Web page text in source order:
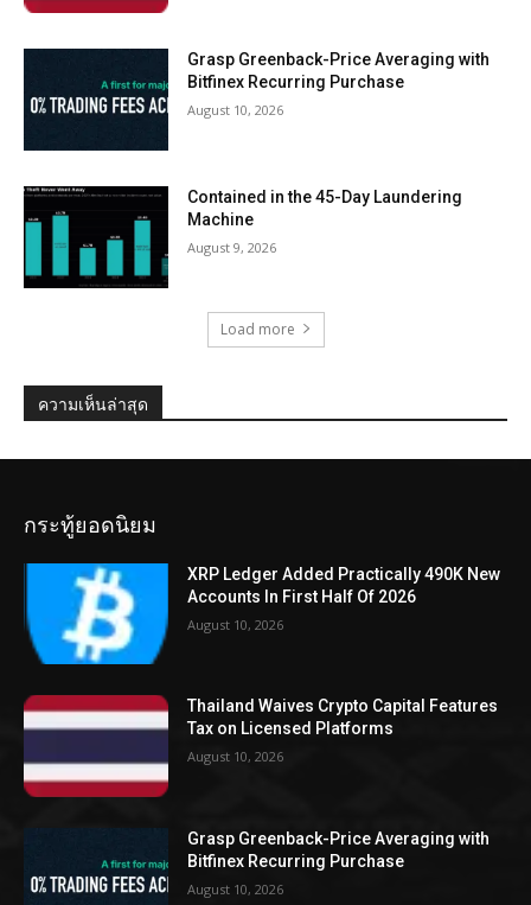
Grasp Greenback-Price Averaging with
Bitfinex Recurring Purchase
August 10, 2026
Contained in the 45-Day Laundering
Machine
August 9, 2026
Load more
ความเห็นล่าสุด
กระทู้ยอดนิยม
XRP Ledger Added Practically 490K New
Accounts In First Half Of 2026
August 10, 2026
Thailand Waives Crypto Capital Features
Tax on Licensed Platforms
August 10, 2026
Grasp Greenback-Price Averaging with
Bitfinex Recurring Purchase
August 10, 2026